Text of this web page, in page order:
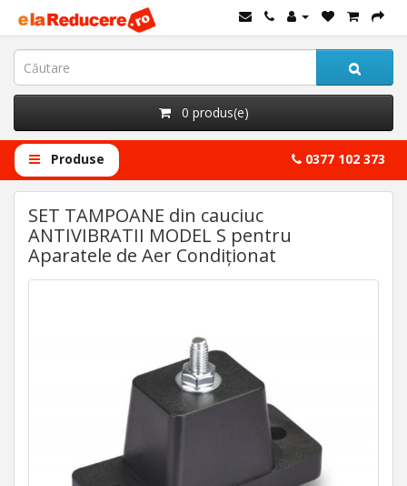
0 produs(e)
Produse 0377 102 373
SET TAMPOANE din cauciuc
ANTIVIBRATII MODEL S pentru
Aparatele de Aer Condiționat